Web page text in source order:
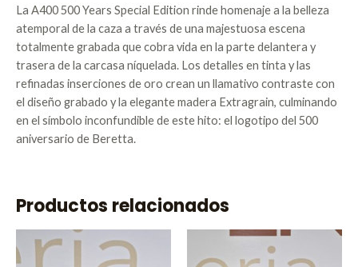
La A400 500 Years Special Edition rinde homenaje a la belleza
atemporal de la caza a través de una majestuosa escena
totalmente grabada que cobra vida en la parte delantera y
trasera de la carcasa níquelada. Los detalles en tinta y las
refinadas inserciones de oro crean un llamativo contraste con
el diseño grabado y la elegante madera Extragrain, culminando
en el símbolo inconfundible de este hito: el logotipo del 500
aniversario de Beretta.
Productos relacionados